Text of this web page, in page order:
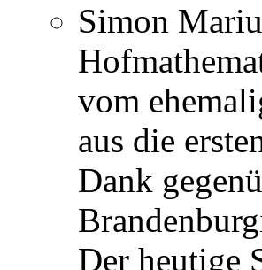
Simon
vom
aus die
Dank
Der heutige